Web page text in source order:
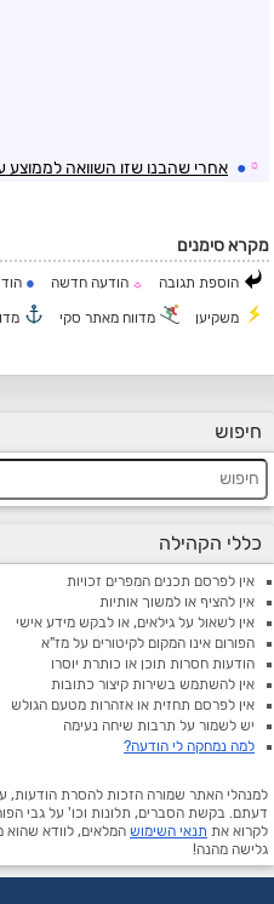
☼
● אחרי שהבנו שזו השוואה לממוצע
מקרא סימנים
הוספת תגובה ☼ הודעה חדשה ●
משקיען מדווח מאתר סקי
חיפוש
כללי הקהילה
אין לפרסם תכנים המפרים זכויות
אין להציף או למשוך אותיות
אין לשאול על גילאים, או לבקש מידע אישי
הפורום אינו המקום לקיטורים על מז"א
הודעות חסרות תוכן או כותרת יוסרו
אין להשתמש בשירות קיצור כתובות
אין לפרסם תחזית או אזהרות מטעם הגולש
יש לשמור על תרבות שיחה נעימה
למה נמחקה לי הודעה?
למנהלי האתר שמורה הזכות להסרת הודעות,
דעתם. בקשת הסברים, תלונות וכו' על גבי
לקרוא את תנאי השימוש המלאים, לוודא שהוא
גלישה מהנה!